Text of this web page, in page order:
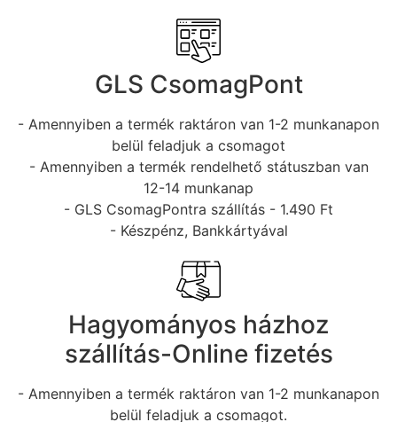
GLS CsomagPont
- Amennyiben a termék raktáron van 1-2 munkanapon
belül feladjuk a csomagot
- Amennyiben a termék rendelhető státuszban van
12-14 munkanap
- GLS CsomagPontra szállítás - 1.490 Ft
- Készpénz, Bankkártyával
Hagyományos házhoz
szállítás-Online fizetés
- Amennyiben a termék raktáron van 1-2 munkanapon
belül feladjuk a csomagot.